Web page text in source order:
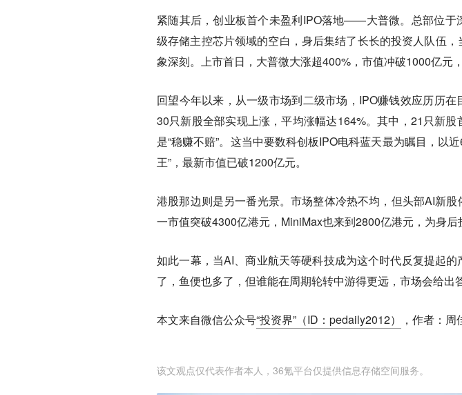
紧随其后，创业板首个未盈利IPO落地——大普微。总部位于
级存储主控芯片领域的空白，身后集结了长长的投资人队伍
象深刻。上市首日，大普微大涨超400%，市值冲破1000亿元
回望今年以来，从一级市场到二级市场，IPO赚钱效应历历
30只新股全部实现上涨，平均涨幅达164%。其中，21只新
是“稳赚不赔”。这当中要数科创板IPO电科蓝天最为瞩目，以
王”，最新市值已破1200亿元。
港股那边则是另一番光景。市场整体冷热不均，但头部AI新
一市值突破4300亿港元，MiniMax也来到2800亿港元，为身后
如此一幕，当AI、商业航天等硬科技成为这个时代反复提起
了，鱼便也多了，但谁能在周期轮转中游得更远，市场会给出
本文来自微信公众号“投资界”（ID：pedaily2012） ，作者：周
该文观点仅代表作者本人，36氪平台仅提供信息存储空间服务。